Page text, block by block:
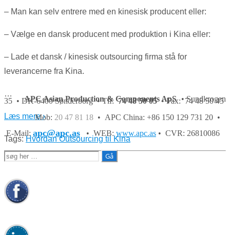
– Man kan selv entrere med en kinesisk producent eller:
– Vælge en dansk producent med produktion i Kina eller:
– Lade et dansk / kinesisk outsourcing firma stå for
leverancerne fra Kina.
…
Læs mere ›
Tags:Hvordan Outsourcing til Kina
APC Asian Production & Components ApS• Sundkrogen
35 • DK-6400 Sønderborg • Tlf:74 48 50 05• Fax: 74 48 50 45
Mob: 20 47 81 18 • APC China: +86 150 129 731 20 •
E-Mail: apc@apc.as • WEB: www.apc.as • CVR: 26810086
Søg